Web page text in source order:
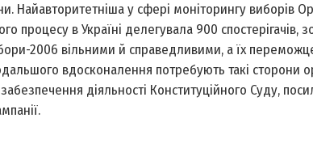
Найавторитетніша у сфері моніторингу виборів
процесу в Україні делегувала 900 спостерігачів,
2006 вільними й справедливими, а їх
вдосконалення потребують такі сторони
діяльності Конституційного Суду,